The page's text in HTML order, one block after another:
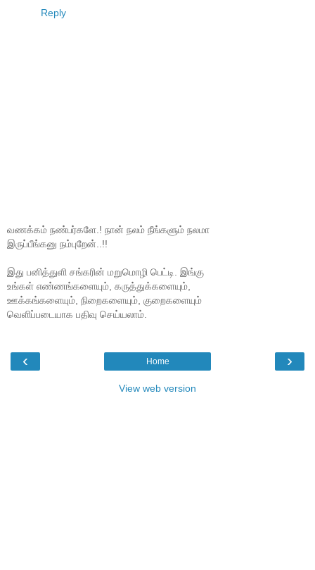
Reply
வணக்கம் நண்பர்களே.! நான் நலம் நீங்களும் நலமா
இருப்பீங்கனு நம்புறேன்..!!
இது பனித்துளி சங்கரின் மறுமொழி பெட்டி. இங்கு
உங்கள் எண்ணங்களையும், கருத்துக்களையும்,
ஊக்கங்களையும், நிறைகளையும், குறைகளையும்
வெளிப்படையாக பதிவு செய்யலாம்.
‹ ›
Home
View web version